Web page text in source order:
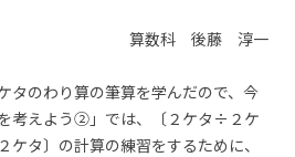
算数科 後藤 淳一
タのわり算の筆算を学んだので、今
考えよう②」では、〔２ケタ÷２ケ
タ〕の計算の練習をするために、